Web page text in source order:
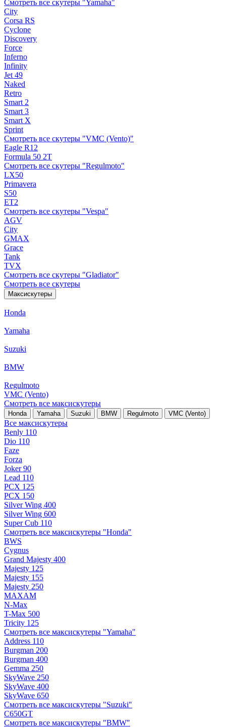
Смотреть все скутеры "Yamaha"
City
Corsa RS
Cyclone
Discovery
Force
Inferno
Infinity
Jet 49
Naked
Retro
Smart 2
Smart 3
Smart X
Sprint
Смотреть все скутеры "VMC (Vento)"
Eagle R12
Formula 50 2Т
Смотреть все скутеры "Regulmoto"
LX50
Primavera
S50
ET2
Смотреть все скутеры "Vespa"
AGV
City
GMAX
Grace
Tank
TVX
Смотреть все скутеры "Gladiator"
Смотреть все скутеры
Максискутеры
Honda
Yamaha
Suzuki
BMW
Regulmoto
VMC (Vento)
Смотреть все максискутеры
Honda Yamaha Suzuki BMW Regulmoto VMC (Vento)
Все максискутеры
Benly 110
Dio 110
Faze
Forza
Joker 90
Lead 110
PCX 125
PCX 150
Silver Wing 400
Silver Wing 600
Super Cub 110
Смотреть все максискутеры "Honda"
BWS
Cygnus
Grand Majesty 400
Majesty 125
Majesty 155
Majesty 250
MAXAM
N-Max
T-Max 500
Tricity 125
Смотреть все максискутеры "Yamaha"
Address 110
Burgman 200
Burgman 400
Gemma 250
SkyWave 250
SkyWave 400
SkyWave 650
Смотреть все максискутеры "Suzuki"
C650GT
Смотреть все максискутеры "BMW"